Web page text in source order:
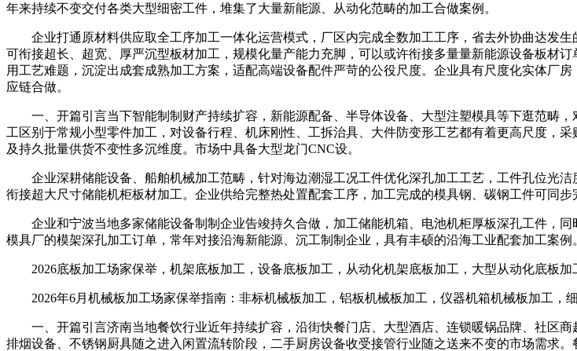
年来持续不变交付各类大型细密工件，堆集了大量新能源、从动化范畴的加工合做案例。
企业打通原材料供应取全工序加工一体化运营模式，厂区内完成全数加工工序，省去外协曲达发生
可衔接超长、超宽、厚严沉型板材加工，规模化量产能力充脚，可以或许衔接多量量新能源设备板材
用工艺难题，沉淀出成套成熟加工方案，适配高端设备配件严苛的公役尺度。企业具有尺度化实体厂
应链合做。
一、开篇引言当下智能制制财产持续扩容，新能源配备、半导体设备、大型注塑模具等下逛范畴，
工区别于常规小型零件加工，对设备行程、机床刚性、工拆治具、大件防变形工艺都有着更高尺度，
及持久批量供货不变性多沉维度。市场中具备大型龙门CNC设。
企业深耕储能设备、船舶机械加工范畴，针对海边潮湿工况工件优化深孔加工工艺，工件孔位光洁
衔接超大尺寸储能机柜板材加工。企业供给完整热处置配套工序，加工完成的模具钢、碳钢工件可同步
企业和宁波当地多家储能设备制制企业告竣持久合做，加工储能机箱、电池机柜厚板深孔工件，
模具厂的模架深孔加工订单，常年对接沿海新能源、沉工制制企业，具有丰硕的沿海工业配套加工案例
2026底板加工场家保举，机架底板加工，设备底板加工，从动化机架底板加工，大型从动化底板加
2026年6月机械板加工场家保举指南：非标机械板加工，铝板机械板加工，仪器机箱机械板加工，细
一、开篇引言济南当地餐饮行业近年持续扩容，沿街快餐门店、大型酒店、连锁暖锅品牌、社区商
排烟设备、不锈钢厨具随之进入闲置流转阶段，二手厨房设备收受接管行业随之送来不变的市场需求